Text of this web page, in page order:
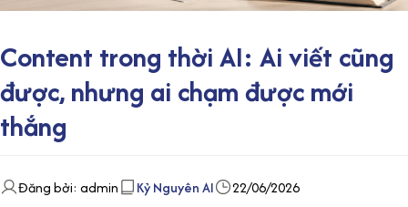
Content trong thời AI: Ai viết cũng
được, nhưng ai chạm được mới
thắng
Đăng bởi: admin Kỷ Nguyên AI 22/06/2026